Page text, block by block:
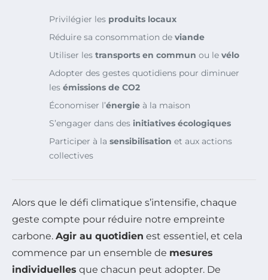
Privilégier les produits locaux
Réduire sa consommation de viande
Utiliser les transports en commun ou le vélo
Adopter des gestes quotidiens pour diminuer
les émissions de CO2
Économiser l’énergie à la maison
S’engager dans des initiatives écologiques
Participer à la sensibilisation et aux actions
collectives
Alors que le défi climatique s’intensifie, chaque
geste compte pour réduire notre empreinte
carbone. Agir au quotidien est essentiel, et cela
commence par un ensemble de mesures
individuelles que chacun peut adopter. De